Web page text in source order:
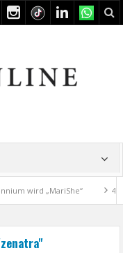
wird „MariShe“ 4.